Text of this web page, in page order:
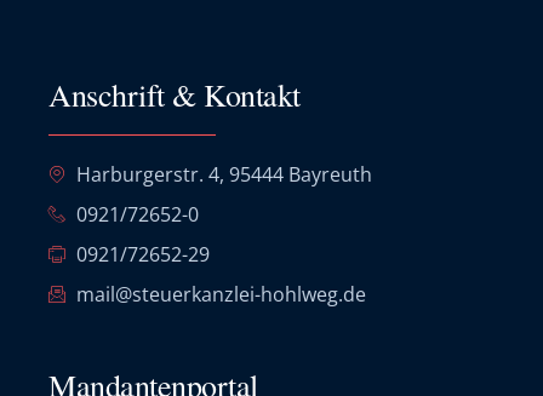
Anschrift & Kontakt
Harburgerstr. 4, 95444 Bayreuth
0921/72652-0
0921/72652-29
mail@steuerkanzlei-hohlweg.de
Mandantenportal